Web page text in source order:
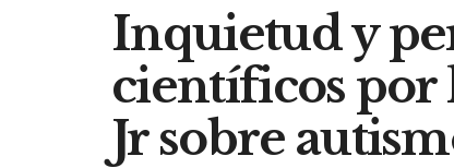
Inquietud y
científicos por
Jr sobre